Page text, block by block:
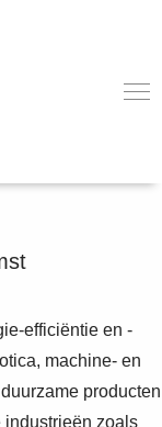
efficiëntie en -
machine- en
producten
industrieën zoals